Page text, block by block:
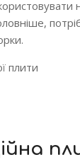
плити